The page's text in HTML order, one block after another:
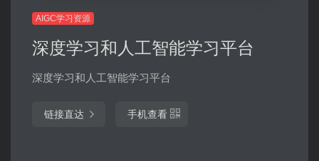
AIGC学习资源
深度学习和人工智能学习平台
深度学习和人工智能学习平台
链接直达 手机查看